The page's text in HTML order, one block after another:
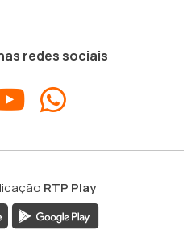
redes sociais
RTP Play